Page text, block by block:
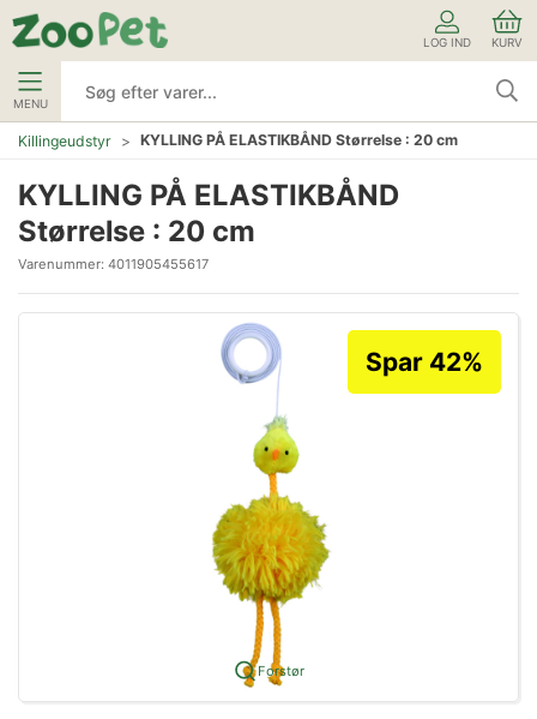
LOG IND KURV
MENU
Killingeudstyr KYLLING PÅ ELASTIKBÅND Størrelse : 20 cm
KYLLING PÅ ELASTIKBÅND
Størrelse : 20 cm
Varenummer: 4011905455617
Forstør
Spar 42%